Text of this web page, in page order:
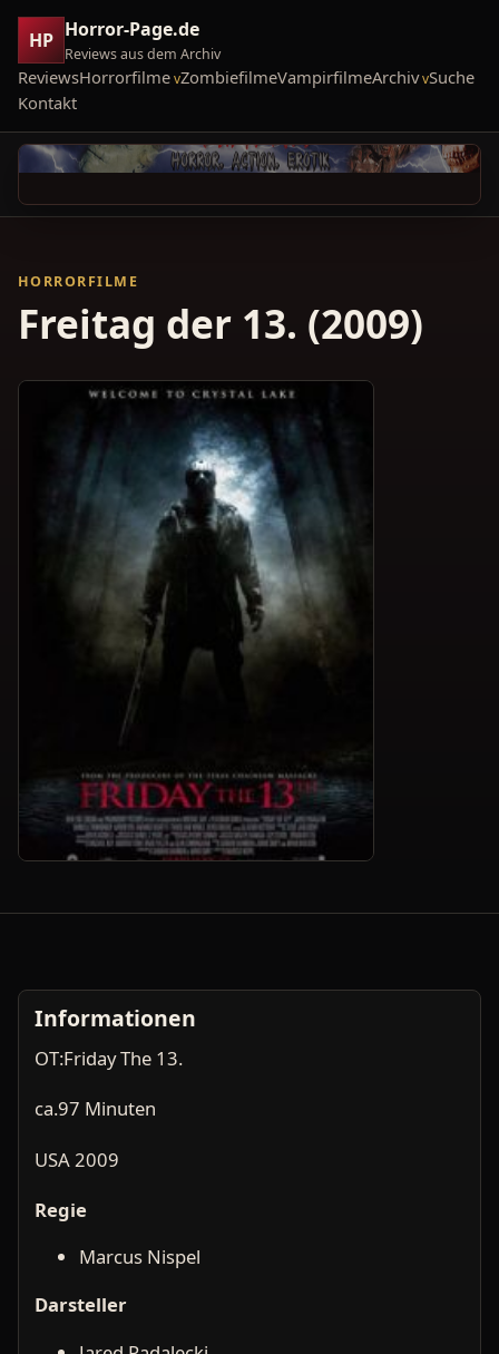
HP Horror-Page.de
Reviews aus dem Archiv
ReviewsHorrorfilme ZombiefilmeVampirfilmeArchiv Suche
Kontakt
HORRORFILME
Freitag der 13. (2009)
Informationen
OT:Friday The 13.
ca.97 Minuten
USA 2009
Regie
Marcus Nispel
Darsteller